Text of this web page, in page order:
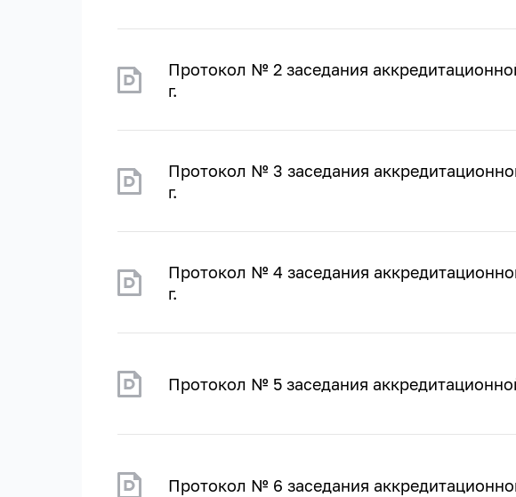
Протокол № 2 заседания
г.
Протокол № 3 заседания
г.
Протокол № 4 заседания
г.
Протокол № 5 заседания
Протокол № 6 заседания